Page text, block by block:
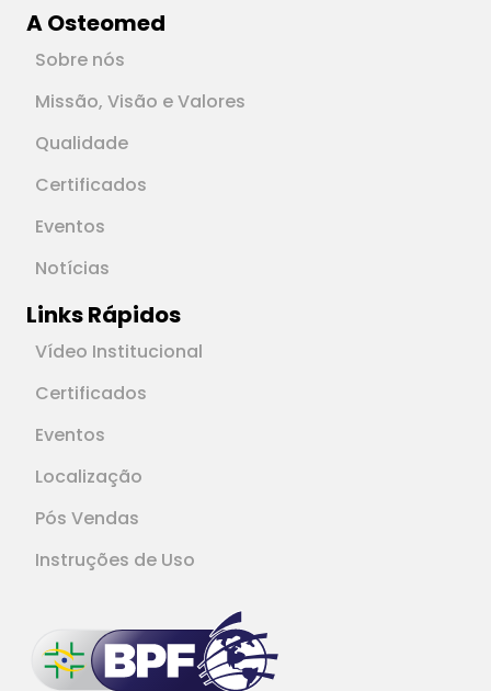
A Osteomed
Sobre nós
Missão, Visão e Valores
Qualidade
Certificados
Eventos
Notícias
Links Rápidos
Vídeo Institucional
Certificados
Eventos
Localização
Pós Vendas
Instruções de Uso